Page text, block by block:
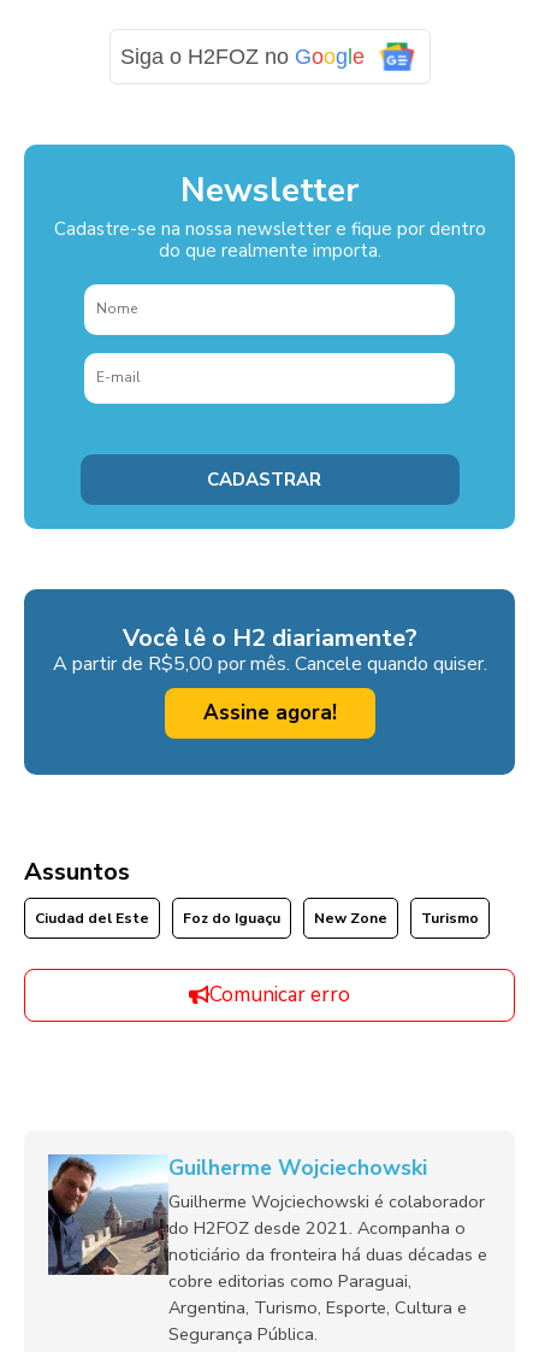
Siga o H2FOZ no Goog e
Newsletter
Cadastre-se na nossa newsletter e fique por dentro
do que realmente importa.
Você lê o H2 diariamente?
A partir de R$5,00 por mês. Cancele quando quiser.
Assine agora!
Assuntos
Ciudad del Este Foz do Iguaçu New Zone Turismo
Comunicar erro
Guilherme Wojciechowski
Guilherme Wojciechowski é colaborador
do H2FOZ desde 2021. Acompanha o
noticiário da fronteira há duas décadas e
cobre editorias como Paraguai,
Argentina, Turismo, Esporte, Cultura e
Segurança Pública.